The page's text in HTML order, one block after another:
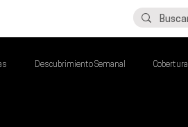
Descubrimiento Semanal